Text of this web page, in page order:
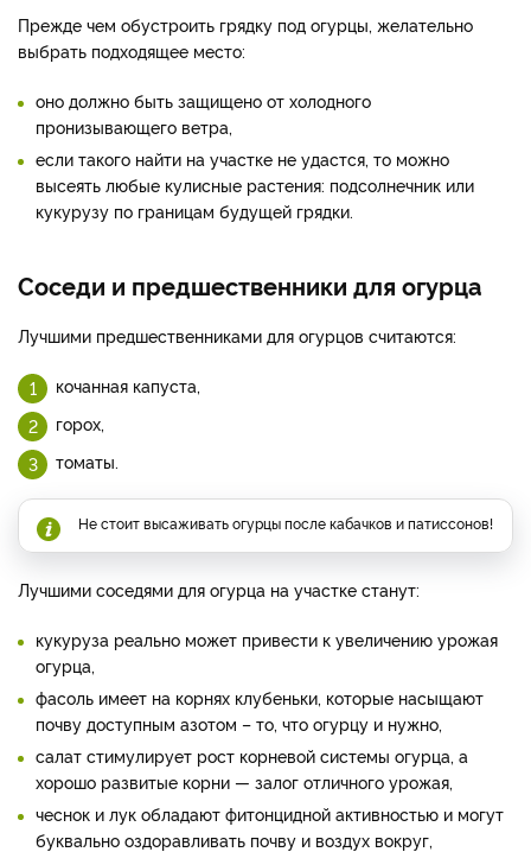
Прежде чем обустроить грядку под огурцы, желательно
выбрать подходящее место:
оно должно быть защищено от холодного
пронизывающего ветра,
если такого найти на участке не удастся, то можно
высеять любые кулисные растения: подсолнечник или
кукурузу по границам будущей грядки.
Соседи и предшественники для огурца
Лучшими предшественниками для огурцов считаются:
кочанная капуста,
горох,
томаты.
Не стоит высаживать огурцы после кабачков и патиссонов!
Лучшими соседями для огурца на участке станут:
кукуруза реально может привести к увеличению урожая
огурца,
фасоль имеет на корнях клубеньки, которые насыщают
почву доступным азотом – то, что огурцу и нужно,
салат стимулирует рост корневой системы огурца, а
хорошо развитые корни — залог отличного урожая,
чеснок и лук обладают фитонцидной активностью и могут
буквально оздоравливать почву и воздух вокруг,